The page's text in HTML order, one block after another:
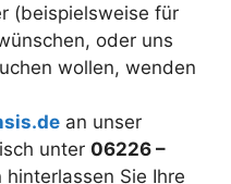
(beispielsweise für
oder uns
wollen, wenden
an unser
unter 06226 –
Sie Ihre